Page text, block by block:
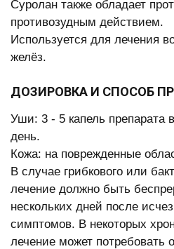
Суролан также обладает
противозудным действием.
Используется для лечения
желёз.
ДОЗИРОВКА И СПОСОБ
Уши: 3 - 5 капель препарата
день.
Кожа: на поврежденные
В случае грибкового или
лечение должно быть
нескольких дней после
симптомов. В некоторых
лечение может потребовать